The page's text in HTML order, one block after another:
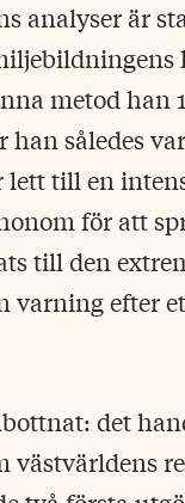
analyser är
metod han
således
lett till en
för att
till den
varning efter
det
västvärldens